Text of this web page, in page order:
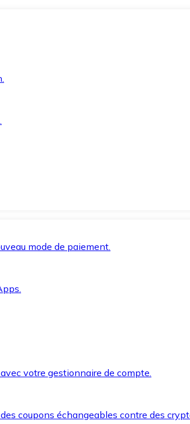
mode de paiement.
votre gestionnaire de compte.
coupons échangeables contre des